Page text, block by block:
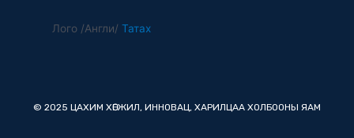
Лого /Англи/ Татах
© 2025 ЦАХИМ ХӨГЖИЛ, ИННОВАЦ, ХАРИЛЦАА ХОЛБООНЫ ЯАМ